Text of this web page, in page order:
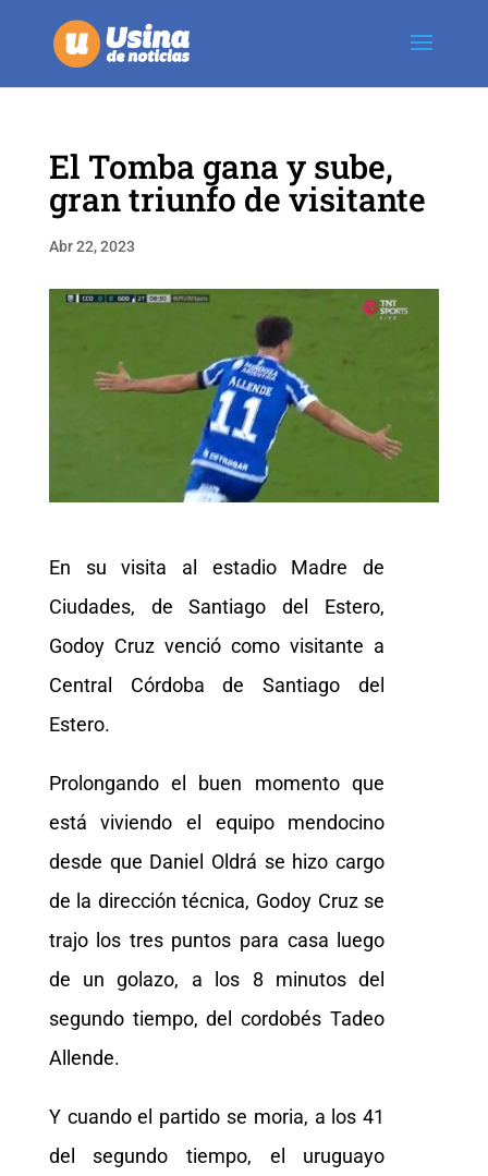
El Tomba gana y sube,
gran triunfo de visitante
Abr 22, 2023
En su visita al estadio Madre de
Ciudades, de Santiago del Estero,
Godoy Cruz venció como visitante a
Central Córdoba de Santiago del
Estero.
Prolongando el buen momento que
está viviendo el equipo mendocino
desde que Daniel Oldrá se hizo cargo
de la dirección técnica, Godoy Cruz se
trajo los tres puntos para casa luego
de un golazo, a los 8 minutos del
segundo tiempo, del cordobés Tadeo
Allende.
Y cuando el partido se moria, a los 41
del segundo tiempo, el uruguayo